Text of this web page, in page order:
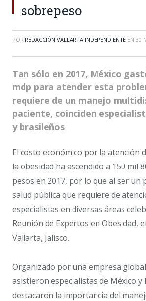
sobrepeso
POR REDACCIÓN VALLARTA INDEPENDIENTE EN 30
Tan sólo en 2017, México
mdp para atender esta
requiere de un manejo
paciente, coinciden
y brasileños
El costo económico por la atención
la obesidad ha ascendido a 150 mil
pesos en 2017, por lo que al ser un
salud pública que requiere de
especialistas en diversas áreas
Reunión de Expertos en Obesidad,
Vallarta, Jalisco.
Organizado por una empresa
asistieron especialistas de México y
destacaron la importancia del